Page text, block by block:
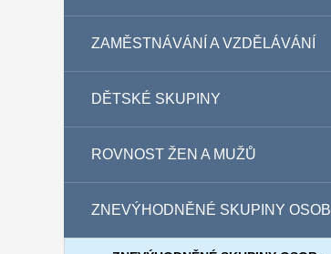
ZAMĚSTNÁVÁNÍ A VZDĚLÁVÁNÍ
DĚTSKÉ SKUPINY
ROVNOST ŽEN A MUŽŮ
ZNEVÝHODNĚNÉ SKUPINY OSOB